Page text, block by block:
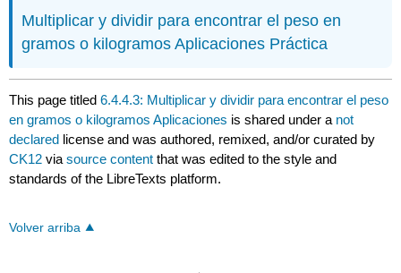
Multiplicar y dividir para encontrar el peso en
gramos o kilogramos Aplicaciones Práctica
This page titled6.4.4.3: Multiplicar y dividir para encontrar el peso
en gramos o kilogramos Aplicaciones is shared under a not
declared license and was authored, remixed, and/or curated by
CK12 viasource content that was edited to the style and
standards of the LibreTexts platform.
Volver arriba